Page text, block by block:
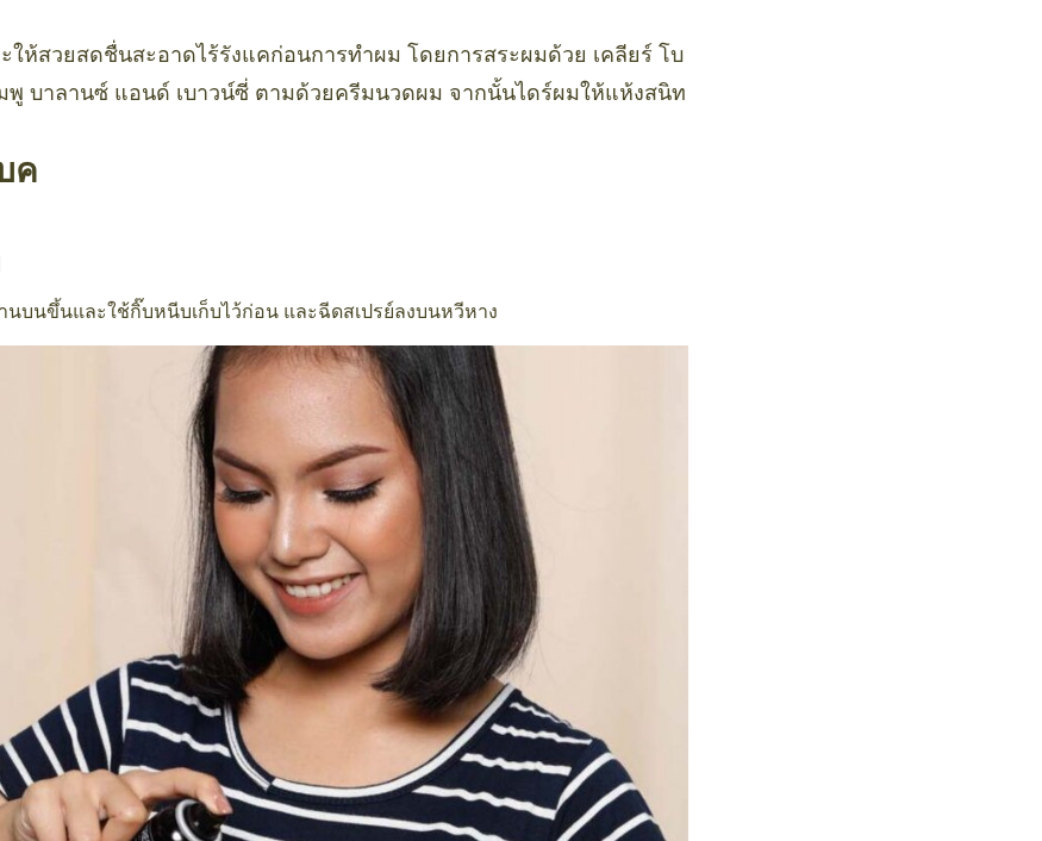
ให้สวยสดชื่นสะอาดไร้รังแคก่อนการทำผม โดยการสระผมด้วย เคลียร์ โบ
บาลานซ์ แอนด์ เบาวน์ซี่ ตามด้วยครีมนวดผม จากนั้นไดร์ผมให้แห้งสนิท
ค
นบนขึ้นและใช้กิ๊บหนีบเก็บไว้ก่อน และฉีดสเปรย์ลงบนหวีหาง